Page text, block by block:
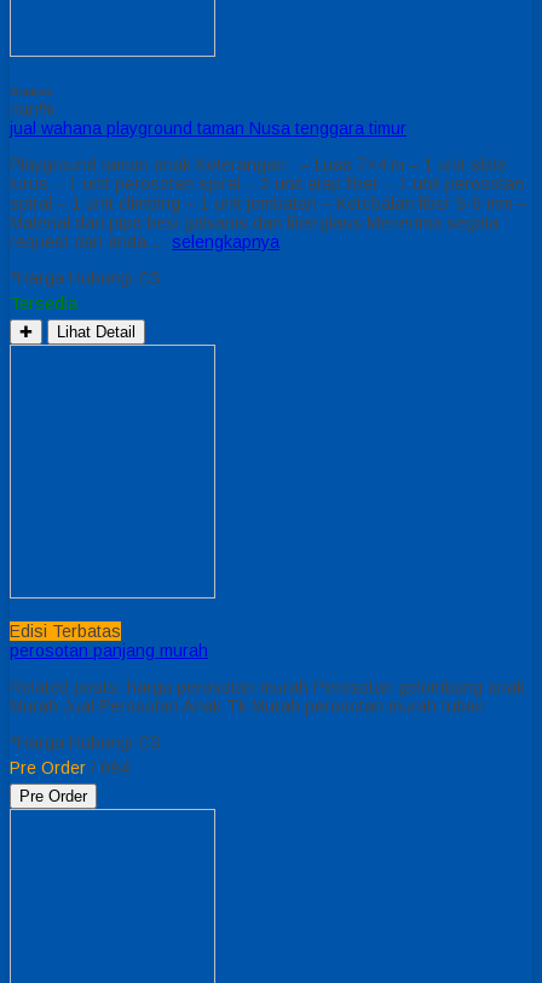
Diskon
nan%
jual wahana playground taman Nusa tenggara timur
Playground taman anak Keterangan : – Luas 7×4 m – 1 unit slide
lurus – 1 unit perosotan spiral – 2 unit atap fiber – 1 unit perosotan
spiral – 1 unit climbing – 1 unit jembatan – Ketebalan fiber 5-6 mm –
Material dari pipa besi galvanis dan fiberglass Menerima segala
request dari anda…. selengkapnya
*Harga Hubungi CS
Tersedia
✚ Lihat Detail
Edisi Terbatas
perosotan panjang murah
Related posts: harga perosotan murah Perosotan gelombang anak
Murah Jual Perosotan Anak Tk Murah perosotan murah tuban
*Harga Hubungi CS
Pre Order / 094
Pre Order